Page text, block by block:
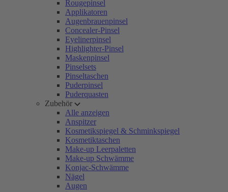
Rougepinsel
Applikatoren
Augenbrauenpinsel
Concealer-Pinsel
Eyelinerpinsel
Highlighter-Pinsel
Maskenpinsel
Pinselsets
Pinseltaschen
Puderpinsel
Puderquasten
Zubehör
Alle anzeigen
Anspitzer
Kosmetikspiegel & Schminkspiegel
Kosmetiktaschen
Make-up Leerpaletten
Make-up Schwämme
Konjac-Schwämme
Nägel
Augen